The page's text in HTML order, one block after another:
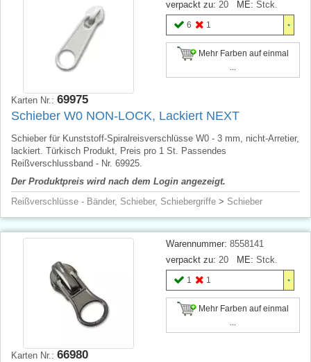
verpackt zu: 20 ME: Stck.
6 1
Mehr Farben auf einmal
Karten Nr.: 69975
Schieber W0 NON-LOCK, Lackiert NEXT
Schieber für Kunststoff-Spiralreisverschlüsse W0 - 3 mm, nicht-Arretier,
lackiert. Türkisch Produkt, Preis pro 1 St. Passendes
Reißverschlussband - Nr. 69925.
Der Produktpreis wird nach dem Login angezeigt.
Reißverschlüsse - Bänder, Schieber, Schiebergriffe > Schieber
Warennummer: 8558141
verpackt zu: 20 ME: Stck.
1 1
Mehr Farben auf einmal
Karten Nr.: 66980